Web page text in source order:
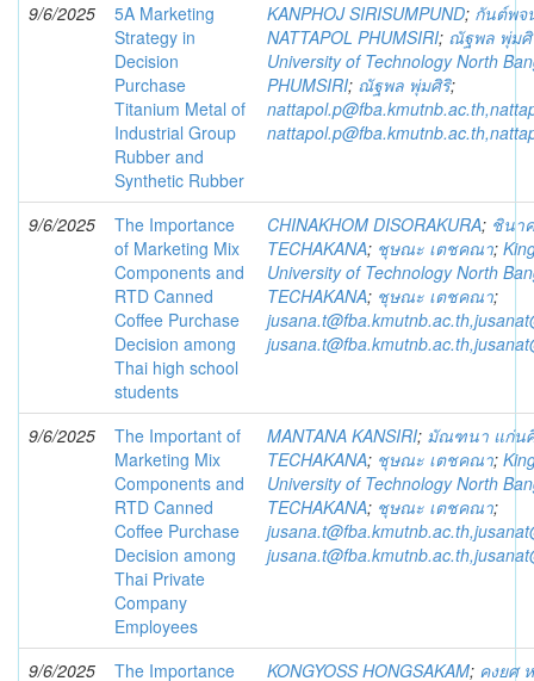
9/6/2025
5A Marketing
Strategy in
Decision
Purchase
Titanium Metal of
Industrial Group
Rubber and
Synthetic Rubber
KANPHOJ SIRISUMPUND; กันต์พจ
NATTAPOL PHUMSIRI; ณัฐพล พุ่ม
University of Technology North
PHUMSIRI; ณัฐพล พุ่มศิริ;
9/6/2025
The Importance
of Marketing Mix
Components and
RTD Canned
Coffee Purchase
Decision among
Thai high school
students
CHINAKHOM DISORAKURA; ชินา
TECHAKANA; ชุษณะ เตชคณา;
University of Technology North
TECHAKANA; ชุษณะ เตชคณา;
9/6/2025
The Important of
Marketing Mix
Components and
RTD Canned
Coffee Purchase
Decision among
Thai Private
Company
Employees
MANTANA KANSIRI; มัณฑนา แก่น
TECHAKANA; ชุษณะ เตชคณา;
University of Technology North
TECHAKANA; ชุษณะ เตชคณา;
9/6/2025 The Importance KONGYOSS HONGSAKAM; คงยศ